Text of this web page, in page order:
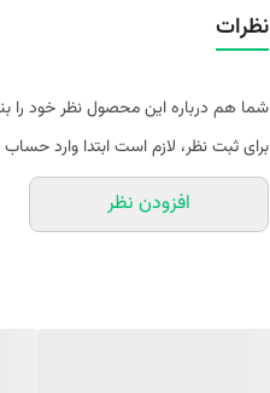
لطفا توجه داشته باشید امکان تغییر در
نظرات
شما هم درباره این محصول نظر خود را
برای ثبت نظر، لازم است ابتدا وارد
افزودن نظر